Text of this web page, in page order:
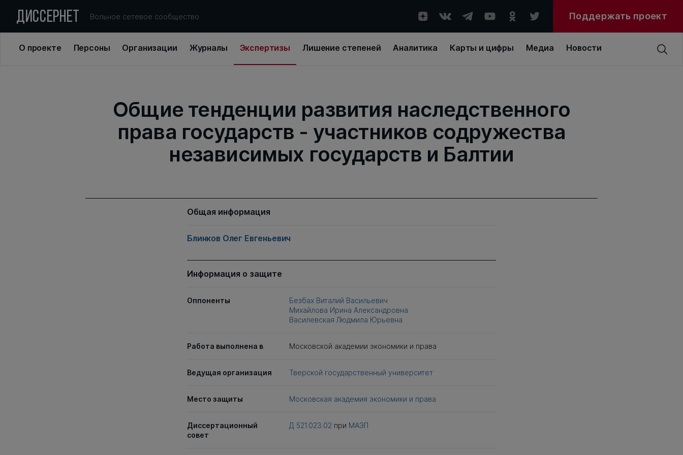
ДИССЕРНЕТ Вольное сетевое сообщество Поддержать проект
О проекте Персоны Организации Журналы Экспертизы Лишение степеней Аналитика Карты и цифры Медиа Новости
Общие тенденции развития наследственного
права государств - участников содружества
независимых государств и Балтии
Общая информация
Блинков Олег Евгеньевич
Информация о защите
Оппоненты
Безбах Виталий Васильевич
Михайлова Ирина Александровна
Василевская Людмила Юрьевна
Работа выполнена в Московской академии экономики и права
Ведущая организация Тверской государственный университет
Место защиты Московская академия экономики и права
Диссертационный
совет
Д 521.023.02 при МАЭП